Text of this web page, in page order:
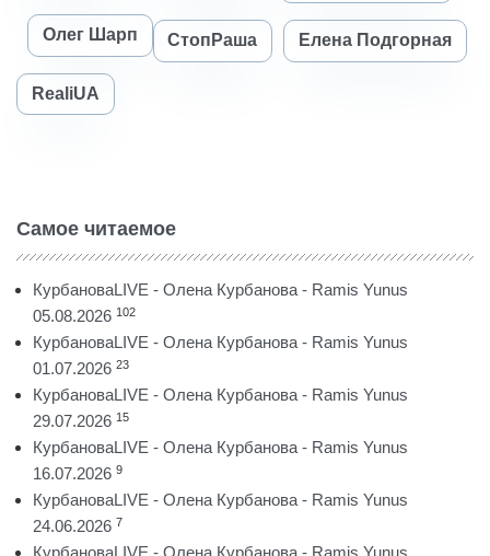
Олег Шарп СтопРаша Елена Подгорная
RealiUA
Самое читаемое
КурбановаLIVE - Олена Курбанова - Ramis Yunus
05.08.2026 102
КурбановаLIVE - Олена Курбанова - Ramis Yunus
01.07.2026 23
КурбановаLIVE - Олена Курбанова - Ramis Yunus
29.07.2026 15
КурбановаLIVE - Олена Курбанова - Ramis Yunus
16.07.2026 9
КурбановаLIVE - Олена Курбанова - Ramis Yunus
24.06.2026 7